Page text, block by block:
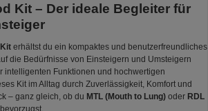
Kit – Der ideale Begleiter für
erhältst du ein kompaktes und benutzerfreundliches
die Bedürfnisse von Einsteigern und Umsteigern
intelligenten Funktionen und hochwertigen
Kit im Alltag durch Zuverlässigkeit, Komfort und
– ganz gleich, ob du MTL (Mouth to Lung) oder RDL